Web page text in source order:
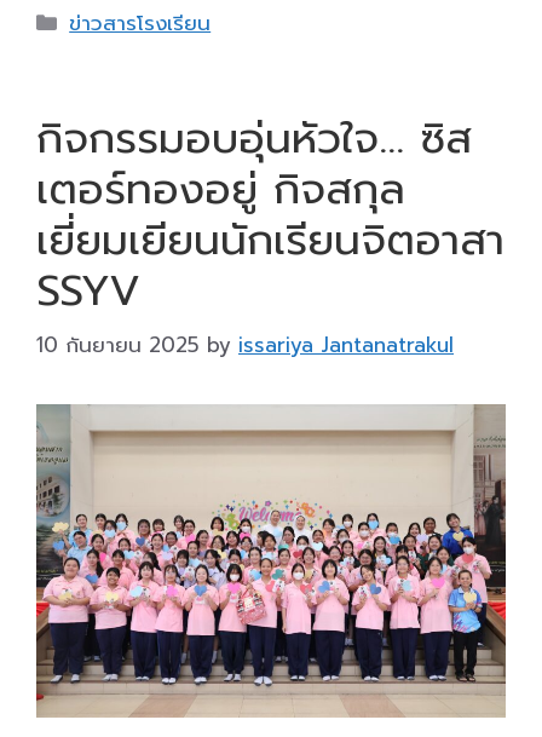
Categories
ข่าวสารโรงเรียน
กิจกรรมอบอุ่นหัวใจ… ซิส
เตอร์ทองอยู่ กิจสกุล
เยี่ยมเยียนนักเรียนจิตอาสา
SSYV
10 กันยายน 2025 by issariya Jantanatrakul